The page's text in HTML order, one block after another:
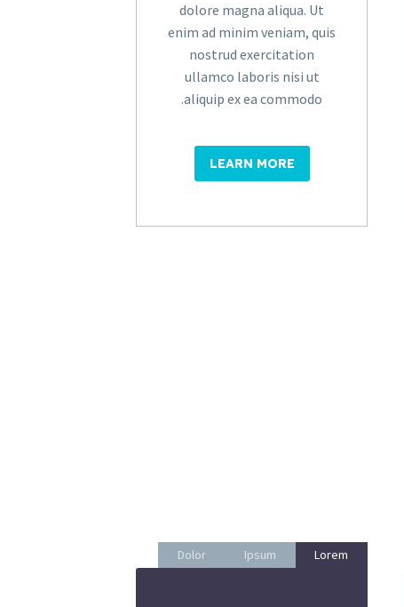
dolore magna aliqua. Ut
enim ad minim veniam, quis
nostrud exercitation
ullamco laboris nisi ut
aliquip ex ea commodo.
LEARN MORE
Lorem
Ipsum
Dolor